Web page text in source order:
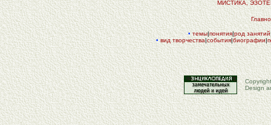
МИСТИКА,
• темы|понятия|род занятий
• вид творчества|события|биографии|
Design